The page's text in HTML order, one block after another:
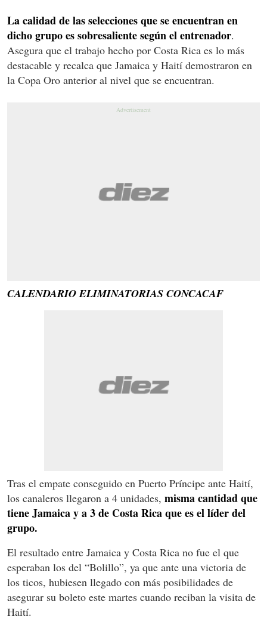
La calidad de las selecciones que se encuentran en
dicho grupo es sobresaliente según el entrenador.
Asegura que el trabajo hecho por Costa Rica es lo más
destacable y recalca que Jamaica y Haití demostraron en
la Copa Oro anterior al nivel que se encuentran.
CALENDARIO ELIMINATORIAS CONCACAF
Tras el empate conseguido en Puerto Príncipe ante Haití,
los canaleros llegaron a 4 unidades, misma cantidad que
tiene Jamaica y a 3 de Costa Rica que es el líder del
grupo.
El resultado entre Jamaica y Costa Rica no fue el que
esperaban los del “Bolillo”, ya que ante una victoria de
los ticos, hubiesen llegado con más posibilidades de
asegurar su boleto este martes cuando reciban la visita de
Haití.